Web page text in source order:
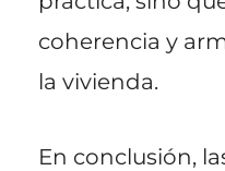
coherencia y
la vivienda.
En conclusión,